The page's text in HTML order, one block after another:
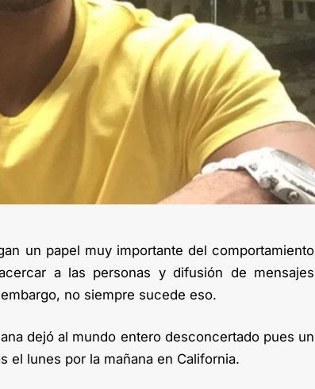
un papel muy importante del comportamiento
a las personas y difusión de mensajes
no siempre sucede eso.
dejó al mundo entero desconcertado pues un
el lunes por la mañana en California.